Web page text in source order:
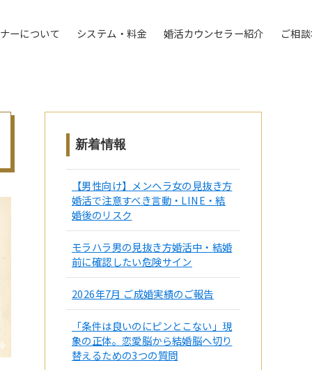
ーについて システム・料金 婚活カウンセラー紹介 ご相
新着情報
【男性向け】メンヘラ女の見抜き方
婚活で注意すべき言動・LINE・結
婚後のリスク
モラハラ男の見抜き方婚活中・結婚
前に確認したい危険サイン
2026年7月 ご成婚実績のご報告
「条件は良いのにピンとこない」現
象の正体。恋愛脳から結婚脳へ切り
替えるための3つの質問